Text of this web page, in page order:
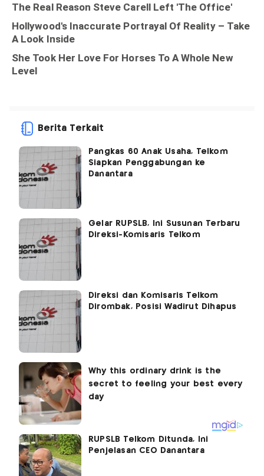
Berita Terkait
Pangkas 60 Anak Usaha, Telkom
Siapkan Penggabungan ke
Danantara
Gelar RUPSLB, Ini Susunan Terbaru
Direksi-Komisaris Telkom
Direksi dan Komisaris Telkom
Dirombak, Posisi Wadirut Dihapus
RUPSLB Telkom Ditunda, Ini
Penjelasan CEO Danantara